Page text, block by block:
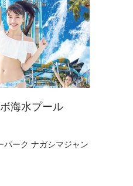
海水プール
パーク ナガシマジャン